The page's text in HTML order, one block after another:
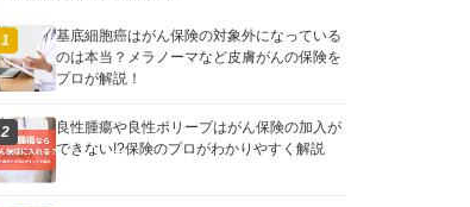
1
基底細胞癌はがん保険の対象外になっている
のは本当？メラノーマなど皮膚がんの保険を
プロが解説！
2
良性腫瘍や良性ポリープはがん保険の加入が
できない!?保険のプロがわかりやすく解説